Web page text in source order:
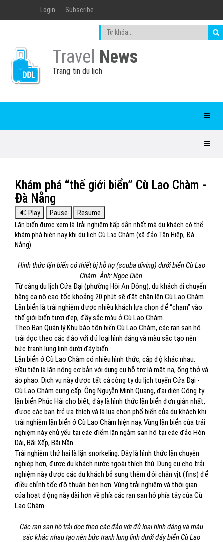
Login Subscribe
Travel News
Trang tin du lịch
Khám phá “thế giới biển” Cù Lao Chàm -
Đà Nẵng
Lặn biển được xem là trải nghiệm hấp dẫn nhất mà du khách có thể
khám phá hiện nay khi du lịch Cù Lao Chàm (xã đảo Tân Hiệp, Đà
Nẵng).
Hình thức lặn biển có thiết bị hỗ trợ (scuba diving) dưới biển Cù Lao
Chàm. Ảnh: Ngọc Diên
Từ cảng du lịch Cửa Đại (phường Hội An Đông), du khách di chuyển
bằng ca nô cao tốc khoảng 20 phút sẽ đặt chân lên Cù Lao Chàm.
Lặn biển là trải nghiệm được nhiều khách lựa chọn để “chạm” vào
thế giới biển tươi đẹp, đầy sắc màu ở Cù Lao Chàm.
Theo Ban Quản lý Khu bảo tồn biển Cù Lao Chàm, các rạn san hô
trải dọc theo các đảo với đủ loại hình dáng và màu sắc tạo nên
bức tranh lung linh dưới đáy biển.
Lặn biển ở Cù Lao Chàm có nhiều hình thức, cấp độ khác nhau.
Đầu tiên là lặn nông cơ bản với dụng cụ hỗ trợ là mặt nạ, ống thở và
áo phao. Dịch vụ này được tất cả công ty du lịch tuyến Cửa Đại -
Cù Lao Chàm cung cấp. Ông Nguyễn Minh Quang, đại diện Công ty
lặn biển Phúc Hải cho biết, đây là hình thức lặn biển đơn giản nhất,
được các bạn trẻ ưa thích và là lựa chọn phổ biến của du khách khi
trải nghiệm lặn biển ở Cù Lao Chàm hiện nay. Vùng lặn biển của trải
nghiệm này chủ yếu tại các điểm lặn ngắm san hô tại các đảo Hòn
Dài, Bãi Xếp, Bãi Nần…
Trải nghiệm thứ hai là lặn snorkeling. Đây là hình thức lặn chuyên
nghiệp hơn, được du khách nước ngoài thích thú. Dụng cụ cho trải
nghiệm này được các du khách bổ sung thêm đôi chân vịt (fins) để
điều chỉnh tốc độ thuận tiện hơn. Vùng trải nghiệm và thời gian
của hoạt động này dài hơn về phía các rạn san hô phía tây của Cù
Lao Chàm.
Các rạn san hô trải dọc theo các đảo với đủ loại hình dáng và màu
sắc khác nhau tạo nên bức tranh lung linh dưới đáy biển Cù Lao